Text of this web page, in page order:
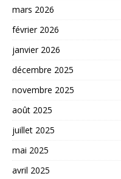
mars 2026
février 2026
janvier 2026
décembre 2025
novembre 2025
août 2025
juillet 2025
mai 2025
avril 2025